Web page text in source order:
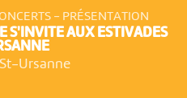
- PRÉSENTATION
S'INVITE AUX ESTIVADES
St-Ursanne